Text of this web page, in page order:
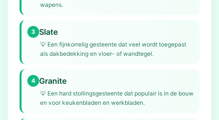
wapens.
3 Slate
💡 Een fijnkorrelig gesteente dat veel wordt toegepast
als dakbedekking en vloer- of wandtegel.
4 Granite
💡 Een hard stollingsgesteente dat populair is in de bouw
en voor keukenbladen en werkbladen.